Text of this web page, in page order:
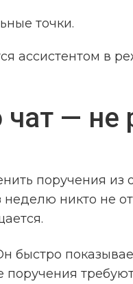
точки.
ассистентом в
— не
поручения из
никто не
быстро
поручения